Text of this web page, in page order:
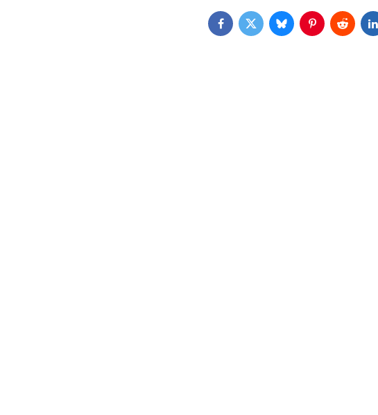
Facebook
TwitterBlueskyPinterestReddit